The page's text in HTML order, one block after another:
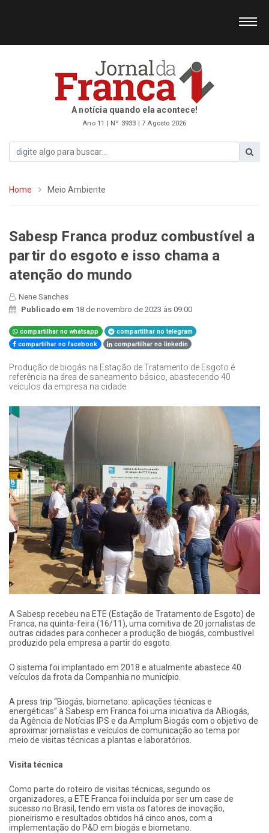
A notícia quando ela acontece!
Ano 11 | Nº 3933 | 7 Agosto 2026
Home Meio Ambiente
Sabesp Franca produz combustível a
partir do esgoto e isso chama a
atenção do mundo
Nene Sanches
Publicado em 18 de novembro de 2023 às 09:00
compartilhar no whatsapp
compartilhar no telegram
compartilhar no facebook
compartilhar no linkedin
Produção de biogás na Estação de Tratamento de Esgoto é
referência na área de saneamento básico, abastecendo 40
veículos da empresa na cidade
A Sabesp recebeu na ETE (Estação de Tratamento de Esgoto) de
Franca, na quinta-feira (16/11), uma comitiva de 20 jornalistas de
outras cidades para conhecer a produção de biogás, combustível
produzido pela empresa a partir do esgoto.
O sistema foi implantado em 2018 e atualmente abastece 40
veículos da frota da Companhia no município.
A press trip “Biogás, biometano: aplicações técnicas e
energéticas” à Sabesp em Franca foi uma iniciativa da ABiogás,
da Agência de Notícias IPS e da Amplum Biogás com o objetivo de
aproximar jornalistas e veículos de comunicação ao tema por
meio de visitas técnicas a plantas e laboratórios.
Visita técnica
Como parte do roteiro de visitas técnicas, segundo os
organizadores, a ETE Franca foi incluída por ser um case de
sucesso no Brasil, tendo em vista os fatores de inovação,
pioneirismo e resultados obtidos há cinco anos, com a
implementação do P&D em biogás e biometano.